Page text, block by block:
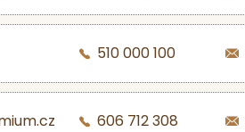
510 000 100
606 712 308